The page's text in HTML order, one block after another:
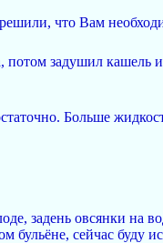
что Вам
задушил кашель
Больше
задень овсянки на
бульёне, сейчас буду